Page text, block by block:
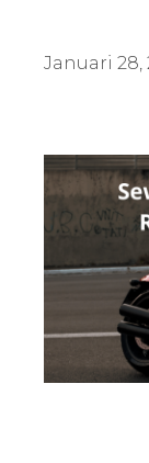
Januari 28,